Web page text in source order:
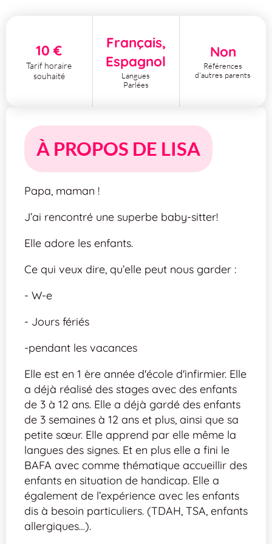
10 €
Tarif horaire
souhaité
Français,
Espagnol
Langues
Parlées
Non
Références
d'autres parents
À PROPOS DE LISA
Papa, maman !
J’ai rencontré une superbe baby-sitter!
Elle adore les enfants.
Ce qui veux dire, qu’elle peut nous garder :
- W-e
- Jours fériés
-pendant les vacances
Elle est en 1 ère année d'école d'infirmier. Elle
a déjà réalisé des stages avec des enfants
de 3 à 12 ans. Elle a déjà gardé des enfants
de 3 semaines à 12 ans et plus, ainsi que sa
petite sœur. Elle apprend par elle même la
langues des signes. Et en plus elle a fini le
BAFA avec comme thématique accueillir des
enfants en situation de handicap. Elle a
également de l’expérience avec les enfants
dis à besoin particuliers. (TDAH, TSA, enfants
allergiques…).